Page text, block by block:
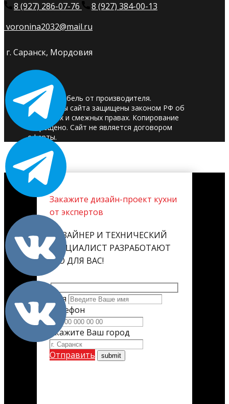
8 (927) 286-07-76
8 (927) 384-00-13
voronina2032@mail.ru
г. Саранск, Мордовия
© 2025. Мебель от производителя.
Материалы сайта защищены законом РФ об
авторских и смежных правах. Копирование
запрещено. Сайт не является договором
оферты.
Закажите дизайн-проект кухни
от экспертов
ДИЗАЙНЕР И ТЕХНИЧЕСКИЙ
СПЕЦИАЛИСТ РАЗРАБОТАЮТ
ЕГО ДЛЯ ВАС!
Имя
Телефон
Укажите Ваш город
Отправить